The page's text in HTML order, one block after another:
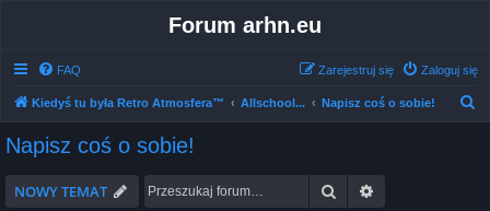
Forum arhn.eu
FAQ Zaloguj się
Zarejestruj się
Kiedyś tu była Retro Atmosfera™ Allschool... Napisz coś o sobie!
Napisz coś o sobie!
NOWY TEMAT Szukaj